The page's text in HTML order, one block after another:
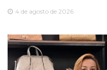
4 de agosto de 2026